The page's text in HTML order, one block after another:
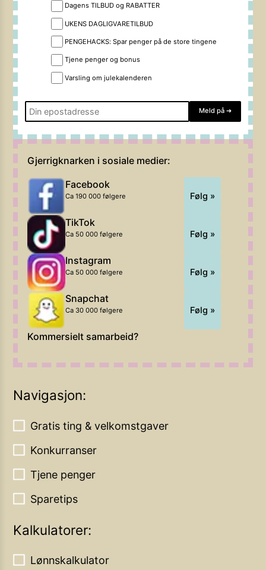
Dagens TILBUD og RABATTER
UKENS DAGLIGVARETILBUD
PENGEHACKS: Spar penger på de store tingene
Tjene penger og bonus
Varsling om julekalenderen
Meld på ➔
Gjerrigknarken i sosiale medier:
Facebook
Ca 190 000 følgere Følg »
TikTok
Ca 50 000 følgere Følg »
Instagram
Ca 50 000 følgere Følg »
Snapchat
Ca 30 000 følgere Følg »
Kommersielt samarbeid?
Navigasjon:
Gratis ting & velkomstgaver
Konkurranser
Tjene penger
Sparetips
Kalkulatorer:
Lønnskalkulator